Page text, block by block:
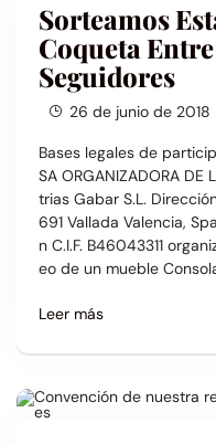
Sorteamos
Coqueta
Seguidores
26 de junio de 2018
Bases legales de
SA ORGANIZADORA
trias Gabar S.L.
691 Vallada Valencia,
n C.I.F. B46043311
eo de un mueble
Leer más